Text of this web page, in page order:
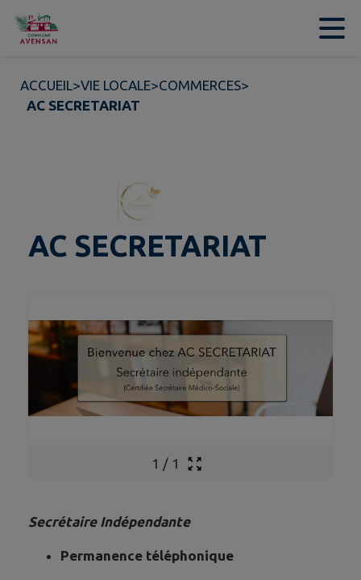
Contenu
ACCUEIL>VIE LOCALE>COMMERCES>
AC SECRETARIAT
AC SECRETARIAT
1 / 1
Secrétaire Indépendante
Permanence téléphonique